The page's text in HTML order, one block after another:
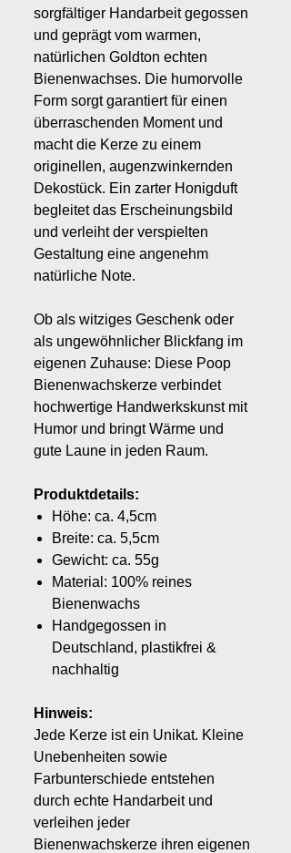
sorgfältiger Handarbeit gegossen
und geprägt vom warmen,
natürlichen Goldton echten
Bienenwachses. Die humorvolle
Form sorgt garantiert für einen
überraschenden Moment und
macht die Kerze zu einem
originellen, augenzwinkernden
Dekostück. Ein zarter Honigduft
begleitet das Erscheinungsbild
und verleiht der verspielten
Gestaltung eine angenehm
natürliche Note.
Ob als witziges Geschenk oder
als ungewöhnlicher Blickfang im
eigenen Zuhause: Diese Poop
Bienenwachskerze verbindet
hochwertige Handwerkskunst mit
Humor und bringt Wärme und
gute Laune in jeden Raum.
Produktdetails:
Höhe: ca. 4,5cm
Breite: ca. 5,5cm
Gewicht: ca. 55g
Material: 100% reines
Bienenwachs
Handgegossen in
Deutschland, plastikfrei &
nachhaltig
Hinweis:
Jede Kerze ist ein Unikat. Kleine
Unebenheiten sowie
Farbunterschiede entstehen
durch echte Handarbeit und
verleihen jeder
Bienenwachskerze ihren eigenen